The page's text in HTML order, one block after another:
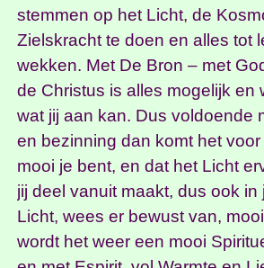
stemmen op het Licht, de
Zielskracht te doen en alles tot
wekken. Met De Bron – met
de Christus is alles mogelijk en
wat jij aan kan. Dus voldoende
en bezinning dan komt het
mooi je bent, en dat het Licht
jij deel vanuit maakt, dus ook in
Licht, wees er bewust van,
wordt het weer een mooi